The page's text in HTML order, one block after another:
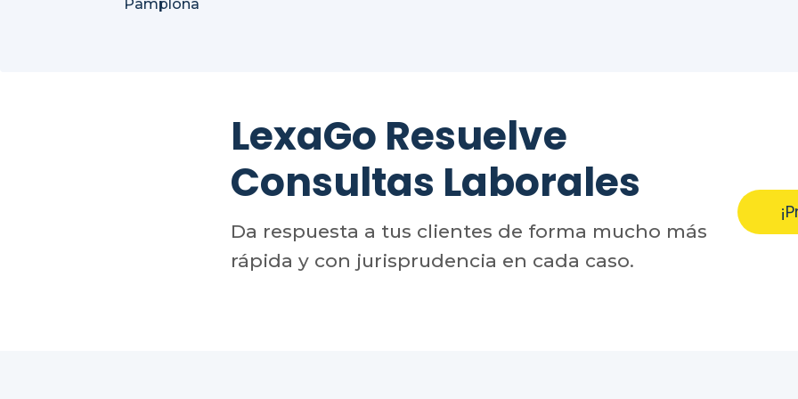
Pamplona
LexaGo Resuelve
Consultas Laborales
Da respuesta a tus clientes de forma mucho más
rápida y con jurisprudencia en cada caso.